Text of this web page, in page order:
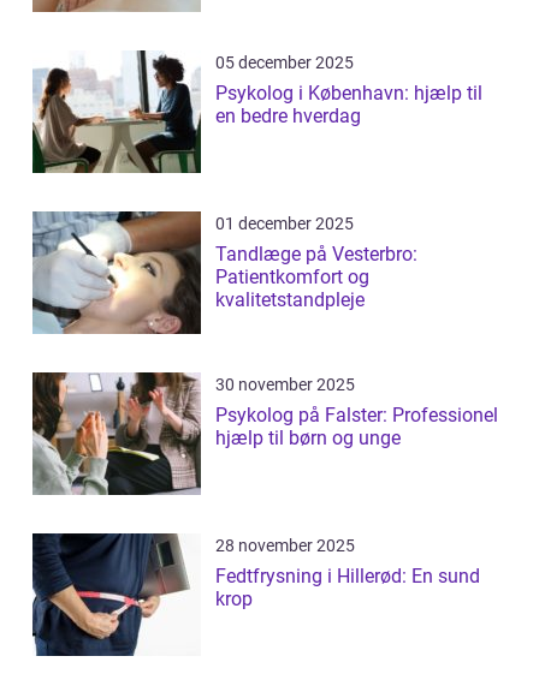
05 december 2025
Psykolog i København: hjælp til
en bedre hverdag
01 december 2025
Tandlæge på Vesterbro:
Patientkomfort og
kvalitetstandpleje
30 november 2025
Psykolog på Falster: Professionel
hjælp til børn og unge
28 november 2025
Fedtfrysning i Hillerød: En sund
krop